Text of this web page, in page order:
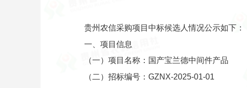
贵州农信采购项目中标候选人情况公示如下：
一、项目信息
（一）项目名称：国产宝兰德中间件产品
（二）招标编号：GZNX-2025-01-01